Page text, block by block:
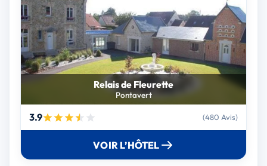
Relais de Fleurette
Pontavert
3.9 (480 Avis)
VOIR L’HÔTEL